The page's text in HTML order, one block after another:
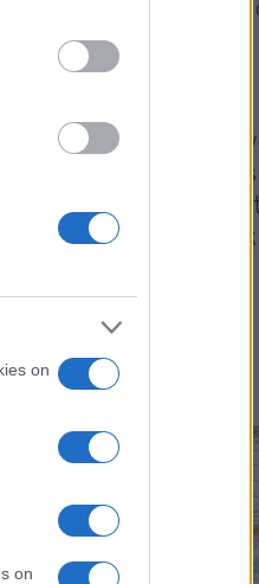
on
on
vezetője
melynek
Ezen lista szerdától
és a